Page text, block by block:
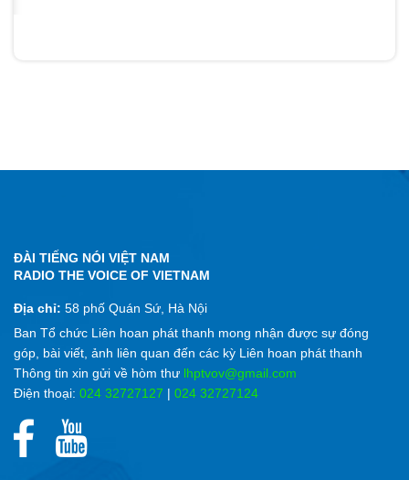
ĐÀI TIẾNG NÓI VIỆT NAM
RADIO THE VOICE OF VIETNAM
Địa chỉ: 58 phố Quán Sứ, Hà Nội
Ban Tổ chức Liên hoan phát thanh mong nhận được sự đóng
góp, bài viết, ảnh liên quan đến các kỳ Liên hoan phát thanh
Thông tin xin gửi về hòm thư lhptvov@gmail.com
Điện thoại: 024 32727127 | 024 32727124